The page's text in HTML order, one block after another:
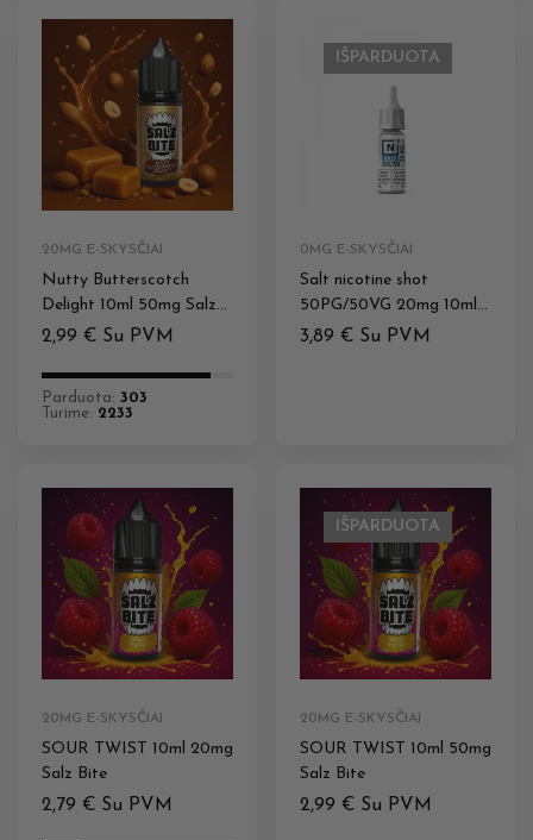
20MG E-SKYSČIAI
Nutty Butterscotch
Delight 10ml 50mg Salz
Bite
2,99 € Su PVM
Parduota: 303
Turime: 2233
IŠPARDUOTA
0MG E-SKYSČIAI
Salt nicotine shot
50PG/50VG 20mg 10ml
N+
3,89 € Su PVM
20MG E-SKYSČIAI
SOUR TWIST 10ml 20mg
Salz Bite
2,79 € Su PVM
IŠPARDUOTA
20MG E-SKYSČIAI
SOUR TWIST 10ml 50mg
Salz Bite
2,99 € Su PVM